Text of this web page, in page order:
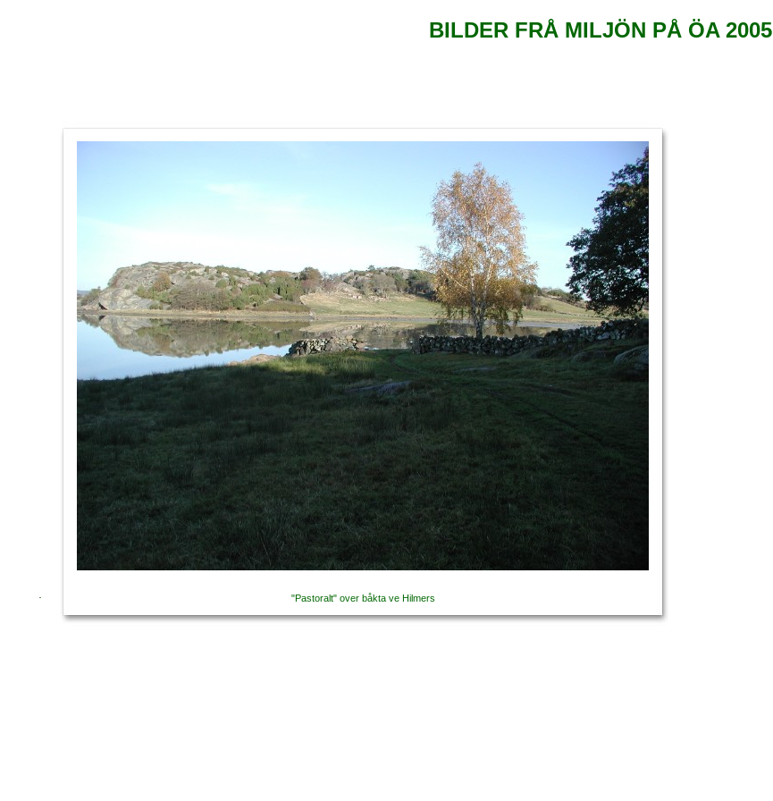
BILDER FRÅ MILJÖN PÅ ÖA 2005
"Pastoralt" over båkta ve Hilmers